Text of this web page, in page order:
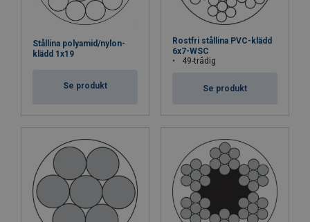
Stållina polyamid/nylon-
klädd 1x19
Se produkt
Rostfri stållina PVC-klädd
6x7-WSC
49-trådig
Se produkt